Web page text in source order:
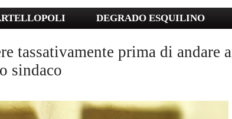
DEGRADO ESQUILINO
tassativamente prima di andare a
sindaco